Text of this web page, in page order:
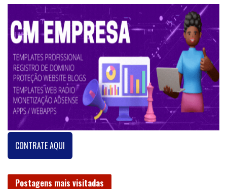
CONTRATE AQUI
Postagens mais visitadas